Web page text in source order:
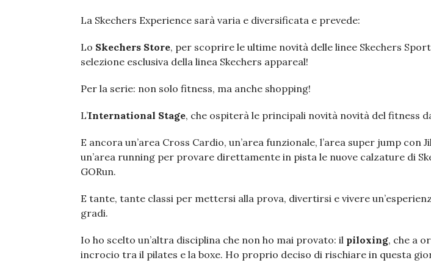
La Skechers Experience sarà varia e diversificata e prevede:
Lo Skechers Store, per scoprire le ultime novità delle linee Skechers
selezione esclusiva della linea Skechers appareal!
Per la serie: non solo fitness, ma anche shopping!
L’International Stage, che ospiterà le principali novità novità del fitness
E ancora un’area Cross Cardio, un’area funzionale, l’area super jump con
un’area running per provare direttamente in pista le nuove calzature di
GORun.
E tante, tante classi per mettersi alla prova, divertirsi e vivere
gradi.
Io ho scelto un’altra disciplina che non ho mai provato: il piloxing, che a
incrocio tra il pilates e la boxe. Ho proprio deciso di rischiare in questa